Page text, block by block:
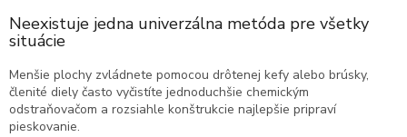
Neexistuje jedna univerzálna metóda pre všetky
situácie
Menšie plochy zvládnete pomocou drôtenej kefy alebo brúsky,
členité diely často vyčistíte jednoduchšie chemickým
odstraňovačom a rozsiahle konštrukcie najlepšie pripraví
pieskovanie.